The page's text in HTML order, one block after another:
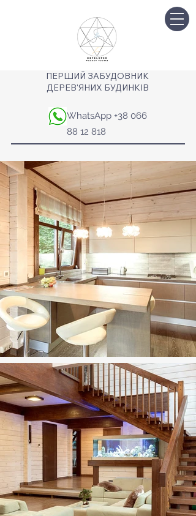
ПЕРШИЙ ЗАБУДОВНИК
ДЕРЕВ'ЯНИХ БУДИНКІВ
WhatsApp +38 066
88 12 818